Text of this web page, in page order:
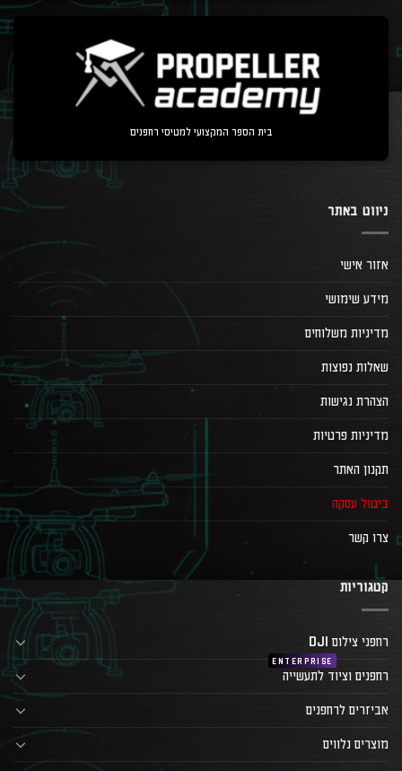
בית הספר המקצועי למטיסי רחפנים
ניווט באתר
אזור אישי
מידע שימושי
מדיניות משלוחים
שאלות נפוצות
הצהרת נגישות
מדיניות פרטיות
תקנון האתר
ביטול עסקה
צרו קשר
קטגוריות
רחפני צילום DJI
רחפנים וציוד לתעשייה
אביזרים לרחפנים
מוצרים נלווים